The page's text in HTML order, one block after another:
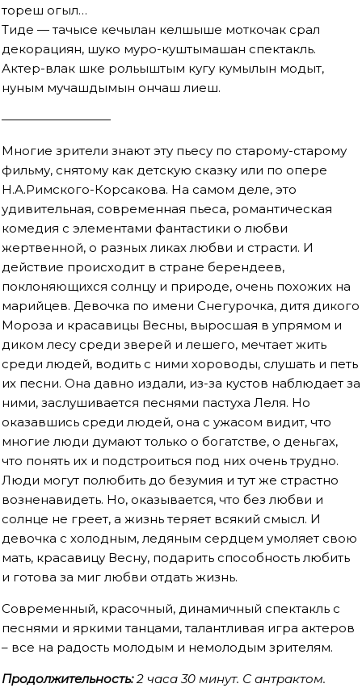
тореш огыл…
Тиде — тачысе кечылан келшыше моткочак сӧрал
декорациян, шуко муро-куштымашан спектакль.
Актер-влак шке рольыштым кугу кумылын модыт,
нуным мучашдымын ончаш лиеш.
—————————
Многие зрители знают эту пьесу по старому-старому
фильму, снятому как детскую сказку или по опере
Н.А.Римского-Корсакова. На самом деле, это
удивительная, современная пьеса, романтическая
комедия с элементами фантастики о любви
жертвенной, о разных ликах любви и страсти. И
действие происходит в стране берендеев,
поклоняющихся солнцу и природе, очень похожих на
марийцев. Девочка по имени Снегурочка, дитя дикого
Мороза и красавицы Весны, выросшая в упрямом и
диком лесу среди зверей и лешего, мечтает жить
среди людей, водить с ними хороводы, слушать и петь
их песни. Она давно издали, из-за кустов наблюдает за
ними, заслушивается песнями пастуха Леля. Но
оказавшись среди людей, она с ужасом видит, что
многие люди думают только о богатстве, о деньгах,
что понять их и подстроиться под них очень трудно.
Люди могут полюбить до безумия и тут же страстно
возненавидеть. Но, оказывается, что без любви и
солнце не греет, а жизнь теряет всякий смысл. И
девочка с холодным, ледяным сердцем умоляет свою
мать, красавицу Весну, подарить способность любить
и готова за миг любви отдать жизнь.
Современный, красочный, динамичный спектакль с
песнями и яркими танцами, талантливая игра актеров
– все на радость молодым и немолодым зрителям.
Продолжительность:2 часа 30 минут. С антрактом.